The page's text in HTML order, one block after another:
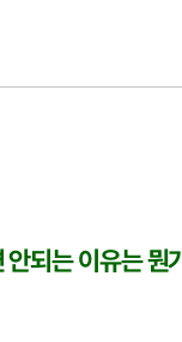
안되는 이유는 뭔